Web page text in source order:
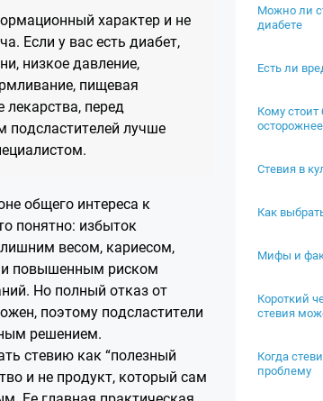
характер и не
Если у вас есть диабет,
низкое давление,
пищевая
перед
подсластителей лучше
общего интереса к
понятно: избыток
весом, кариесом,
повышенным риском
Но полный отказ от
поэтому подсластители
решением.
стевию как “полезный
и не продукт, который сам
Можно ли
диабете
Есть ли
Кому стоит
Стевия в
Как
Мифы и
Короткий
стевия
Когда
проблему